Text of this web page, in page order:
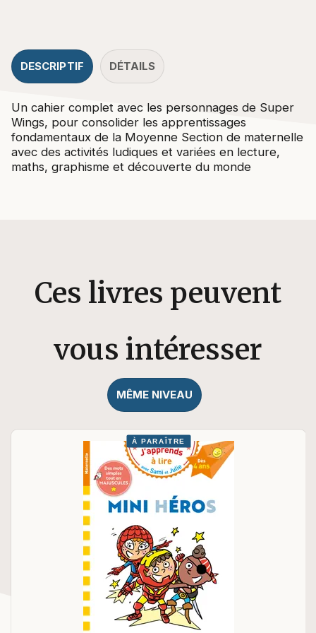
DESCRIPTIF DÉTAILS
Un cahier complet avec les personnages de Super
Wings, pour consolider les apprentissages
fondamentaux de la Moyenne Section de maternelle
avec des activités ludiques et variées en lecture,
maths, graphisme et découverte du monde
Ces livres peuvent
vous intéresser
MÊME NIVEAU
À PARAÎTRE